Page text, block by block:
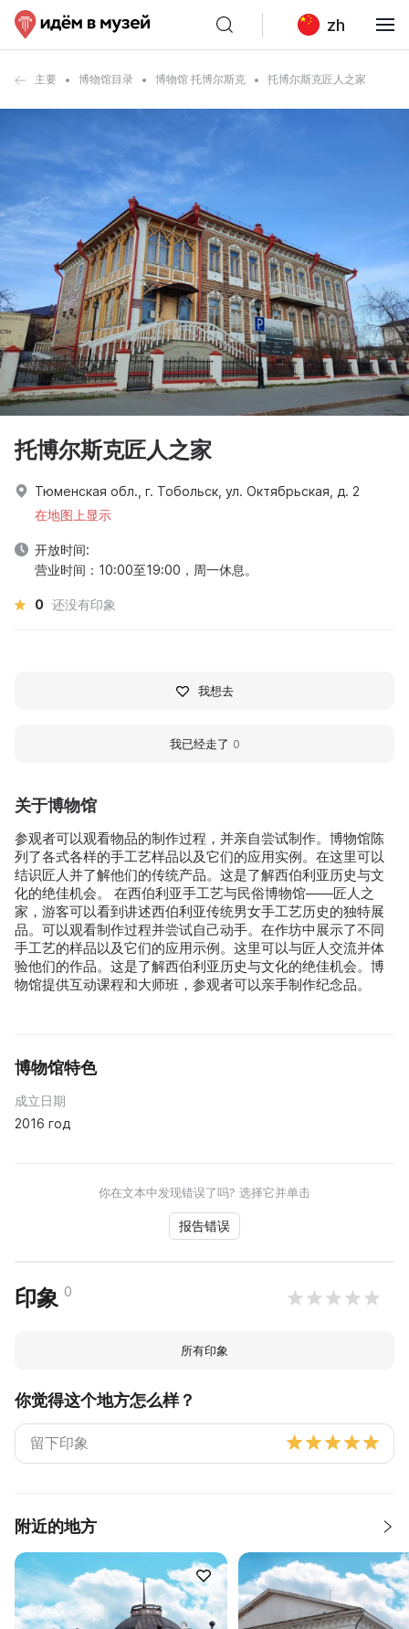
zh
主要 博物馆目录 博物馆 托博尔斯克 托博尔斯克匠人之家
关于博物馆
参观者可以观看物品的制作过程，并亲自尝试制作。博物馆陈
列了各式各样的手工艺样品以及它们的应用实例。在这里可以
结识匠人并了解他们的传统产品。这是了解西伯利亚历史与文
化的绝佳机会。 在西伯利亚手工艺与民俗博物馆——匠人之
家，游客可以看到讲述西伯利亚传统男女手工艺历史的独特展
品。可以观看制作过程并尝试自己动手。在作坊中展示了不同
手工艺的样品以及它们的应用示例。这里可以与匠人交流并体
验他们的作品。这是了解西伯利亚历史与文化的绝佳机会。博
物馆提供互动课程和大师班，参观者可以亲手制作纪念品。
博物馆特色
成立日期
2016 год
你在文本中发现错误了吗? 选择它并单击
报告错误
印象 0
所有印象
你觉得这个地方怎么样？
附近的地方
托博尔斯克匠人之家
Тюменская обл., г. Тобольск, ул. Октябрьская, д. 2
在地图上显示
开放时间:
营业时间：10:00至19:00，周一休息。
0 还没有印象
我想去
我已经走了 0